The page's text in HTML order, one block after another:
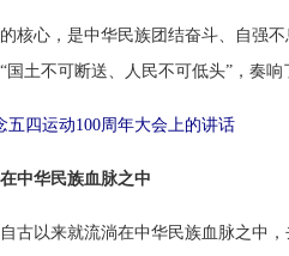
心，是中华民族团结奋斗、自强不
国土不可断送、人民不可低头”，奏
四运动100周年大会上的讲话
中华民族血脉之中
以来就流淌在中华民族血脉之中，